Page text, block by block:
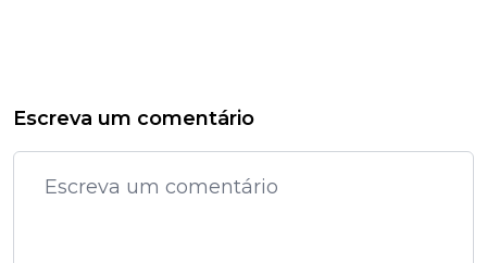
Escreva um comentário